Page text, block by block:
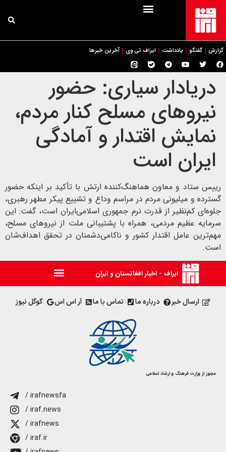
گزارش گفتگو یادداشت ایراف تی وی آخرین خبرها
دریادار سیاری: حضور
نیروهای مسلح کنار مردم،
نمایش اقتدار و آمادگی
ایران است
رییس ستاد و معاون هماهنگ‌کننده ارتش با تأکید بر اینکه حضور
گسترده و میلیونی مردم در مراسم وداع و تشییع پیکر مطهر رهبری،
جلوه‌ای کم‌نظیر از قدرت نرم جمهوری اسلامی‌ایران است، گفت: این
سرمایه عظیم مردمی، همراه با پشتیبانی ملت از نیروهای مسلح،
مهم‌ترین عامل اقتدار کشور و ناکامی‌دشمنان در تحقق اهداف‌شان
است.
ایراف - اخبار افغانستان و ایران
ارسال خبر درباره ما تماس با ما آر اس اس گوگل نیوز
مجوز از وزارت فرهنگ و ارشاد اسلامی
/ irafnewsfa
/ iraf.news
/ irafnews
/ iraf.ir